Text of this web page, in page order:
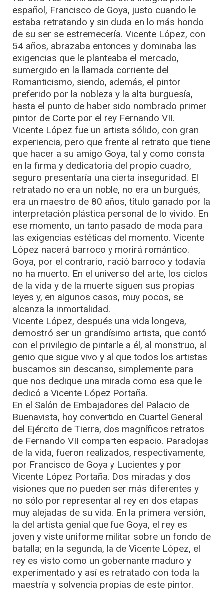
español, Francisco de Goya, justo cuando le
estaba retratando y sin duda en lo más hondo
de su ser se estremecería. Vicente López, con
54 años, abrazaba entonces y dominaba las
exigencias que le planteaba el mercado,
sumergido en la llamada corriente del
Romanticismo, siendo, además, el pintor
preferido por la nobleza y la alta burguesía,
hasta el punto de haber sido nombrado primer
pintor de Corte por el rey Fernando VII.
Vicente López fue un artista sólido, con gran
experiencia, pero que frente al retrato que tiene
que hacer a su amigo Goya, tal y como consta
en la firma y dedicatoria del propio cuadro,
seguro presentaría una cierta inseguridad. El
retratado no era un noble, no era un burgués,
era un maestro de 80 años, título ganado por la
interpretación plástica personal de lo vivido. En
ese momento, un tanto pasado de moda para
las exigencias estéticas del momento. Vicente
López nacerá barroco y morirá romántico.
Goya, por el contrario, nació barroco y todavía
no ha muerto. En el universo del arte, los ciclos
de la vida y de la muerte siguen sus propias
leyes y, en algunos casos, muy pocos, se
alcanza la inmortalidad.
Vicente López, después una vida longeva,
demostró ser un grandísimo artista, que contó
con el privilegio de pintarle a él, al monstruo, al
genio que sigue vivo y al que todos los artistas
buscamos sin descanso, simplemente para
que nos dedique una mirada como esa que le
dedicó a Vicente López Portaña.
En el Salón de Embajadores del Palacio de
Buenavista, hoy convertido en Cuartel General
del Ejército de Tierra, dos magníficos retratos
de Fernando VII comparten espacio. Paradojas
de la vida, fueron realizados, respectivamente,
por Francisco de Goya y Lucientes y por
Vicente López Portaña. Dos miradas y dos
visiones que no pueden ser más diferentes y
no sólo por representar al rey en dos etapas
muy alejadas de su vida. En la primera versión,
la del artista genial que fue Goya, el rey es
joven y viste uniforme militar sobre un fondo de
batalla; en la segunda, la de Vicente López, el
rey es visto como un gobernante maduro y
experimentado y así es retratado con toda la
maestría y solvencia propias de este pintor.